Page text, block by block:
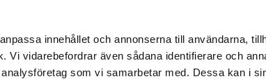
innehållet och annonserna till användarna,
Vi vidarebefordrar även sådana identifierare och
som vi samarbetar med. Dessa kan i